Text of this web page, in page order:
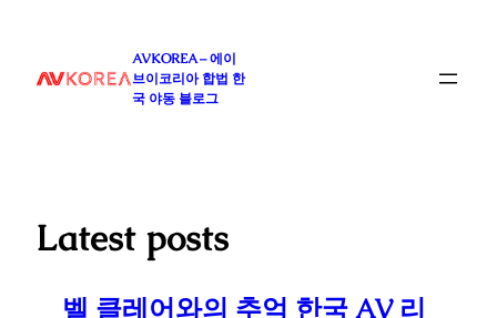
AVKOREA – 에이
브이코리아 합법 한
국 야동 블로그
Latest posts
벨 클레어와의 추억 한국 AV 리